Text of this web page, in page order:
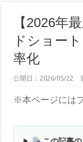
【2026年
ドショー
率化
公開日：2026/05/22
※本ページには